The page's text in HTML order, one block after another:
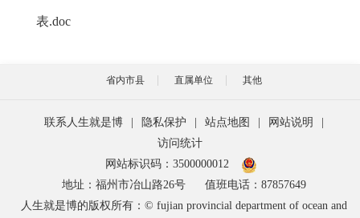
表.doc
省内市县 直属单位 其他
联系人生就是博 隐私保护 站点地图 网站说明
访问统计
网站标识码：3500000012
地址：福州市冶山路26号
值班电话：87857649
人生就是博的版权所有：© fujian provincial department of ocean and